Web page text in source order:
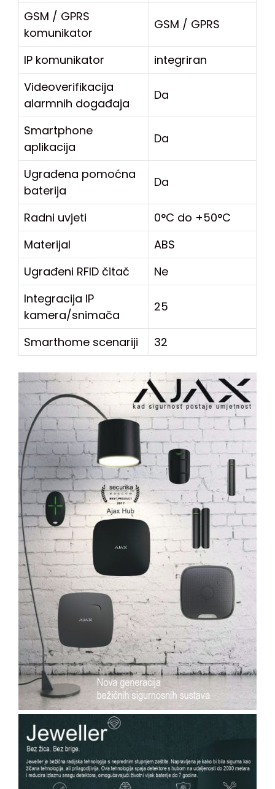
GSM / GPRS
komunikator
GSM / GPRS
IP komunikator
integriran
Videoverifikacija
alarmnih događaja
Da
Smartphone
aplikacija
Da
Ugrađena pomoćna
baterija
Da
Radni uvjeti
0°C do +50°C
Materijal
ABS
Ugrađeni RFID čitač
Ne
Integracija IP
kamera/snimača
25
Smarthome scenariji 32